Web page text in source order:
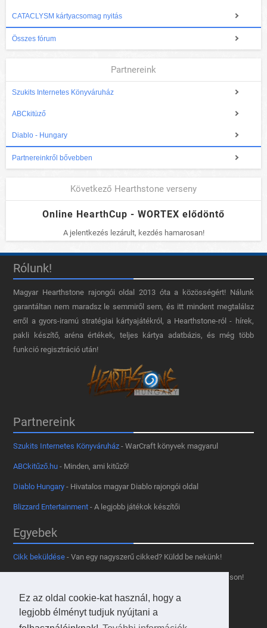
Ez az oldal cookie-kat használ, hogy a
legjobb élményt tudjuk nyújtani a
CATACLYSM kártyacsomag nyitás
Összes fórum
Partnereink
Szukits Internetes Könyváruház
ABCkitüző
Diablo - Hungary
Partnereinkről bővebben
Következő Hearthstone verseny
Online HearthCup - WORTEX elődöntő
A jelentkezés lezárult, kezdés hamarosan!
Rólunk!
Magyar Hearthstone​ rajongói oldal 2013 óta a közösségért! Nálunk
garantáltan nem maradsz le semmiről sem, és itt mindent megtalálsz
erről a gyors-iramú stratégiai kártyajátékról, a Hearthstone-ról - hírek,
pakli készítő, aréna értékek, teljes kártya adatbázis, és még több
funkció regisztráció után!
Partnereink
Szukits Internetes Könyváruház - WarCraft könyvek magyarul
ABCkitűző.hu - Minden, ami kitűző!
Diablo Hungary - Hivatalos magyar Diablo rajongói oldal
Blizzard Entertainment - A legjobb játékok készítői
Egyebek
Cikk beküldése - Van egy nagyszerű cikked? Küldd be nekünk!
- Tetszik az oldal? Segíts, hogy fennmaradhasson!
Kapcsolat, médiaajánlat- Lépj velünk kapcsolatba!
Használd a tooltipünket- A saját oldaladon is!